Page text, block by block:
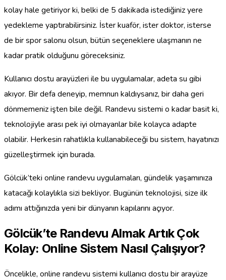
kolay hale getiriyor ki, belki de 5 dakikada istediğiniz yere
yedekleme yaptırabilirsiniz. İster kuaför, ister doktor, isterse
de bir spor salonu olsun, bütün seçeneklere ulaşmanın ne
kadar pratik olduğunu göreceksiniz.
Kullanıcı dostu arayüzleri ile bu uygulamalar, adeta su gibi
akıyor. Bir defa deneyip, memnun kaldıysanız, bir daha geri
dönmemeniz işten bile değil. Randevu sistemi o kadar basit ki,
teknolojiyle arası pek iyi olmayanlar bile kolayca adapte
olabilir. Herkesin rahatlıkla kullanabileceği bu sistem, hayatınızı
güzelleştirmek için burada.
Gölcük’teki online randevu uygulamaları, gündelik yaşamınıza
katacağı kolaylıkla sizi bekliyor. Bugünün teknolojisi, size ilk
adımı attığınızda yeni bir dünyanın kapılarını açıyor.
Gölcük’te Randevu Almak Artık Çok
Kolay: Online Sistem Nasıl Çalışıyor?
Öncelikle, online randevu sistemi kullanıcı dostu bir arayüze